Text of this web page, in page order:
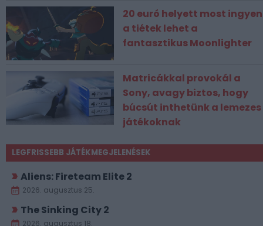
20 euró helyett most ingyen
a tiétek lehet a
fantasztikus Moonlighter
Matricákkal provokál a
Sony, avagy biztos, hogy
búcsút inthetünk a lemezes
játékoknak
LEGFRISSEBB JÁTÉKMEGJELENÉSEK
Aliens: Fireteam Elite 2
2026. augusztus 25.
The Sinking City 2
2026. augusztus 18.